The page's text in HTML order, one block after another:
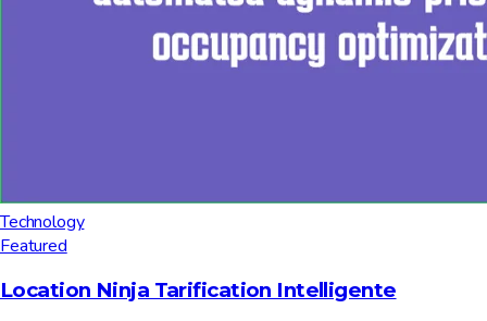
Technology
Featured
Location Ninja Tarification Intelligente